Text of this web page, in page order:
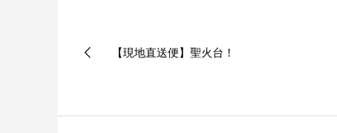
【現地直送便】聖火台！